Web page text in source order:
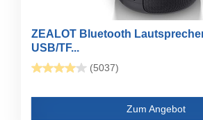
ZEALOT Bluetooth
USB/TF...
(5037)
Zum Angebot